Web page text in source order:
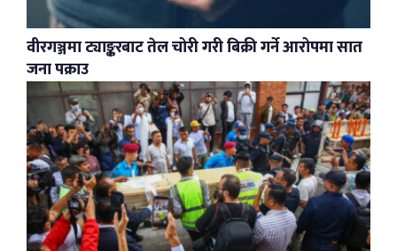
वीरगञ्जमा ट्याङ्करबाट तेल चोरी गरी बिक्री गर्ने आरोपमा सात
जना पक्राउ